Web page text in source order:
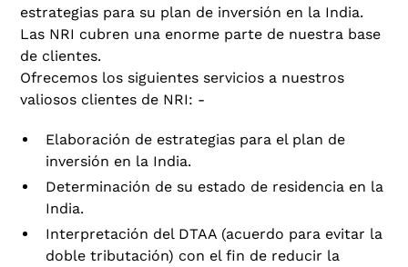
estrategias para su plan de inversión en la India.
Las NRI cubren una enorme parte de nuestra base
de clientes.
Ofrecemos los siguientes servicios a nuestros
valiosos clientes de NRI: -
Elaboración de estrategias para el plan de
inversión en la India.
Determinación de su estado de residencia en la
India.
Interpretación del DTAA (acuerdo para evitar la
doble tributación) con el fin de reducir la